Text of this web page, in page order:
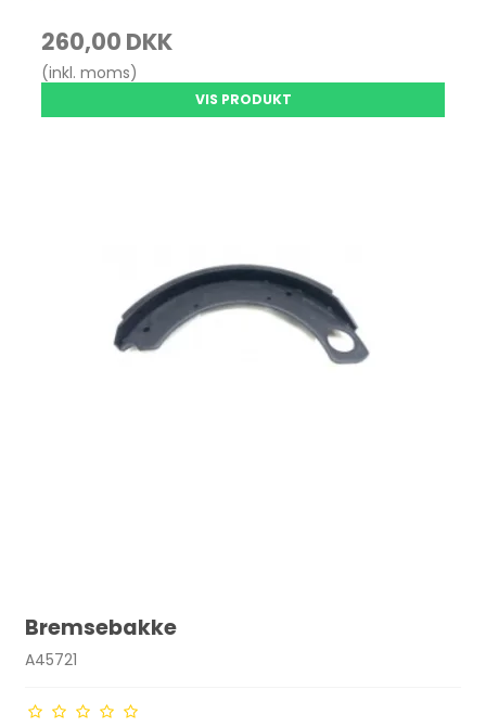
260,00 DKK
(inkl. moms)
VIS PRODUKT
Bremsebakke
A45721